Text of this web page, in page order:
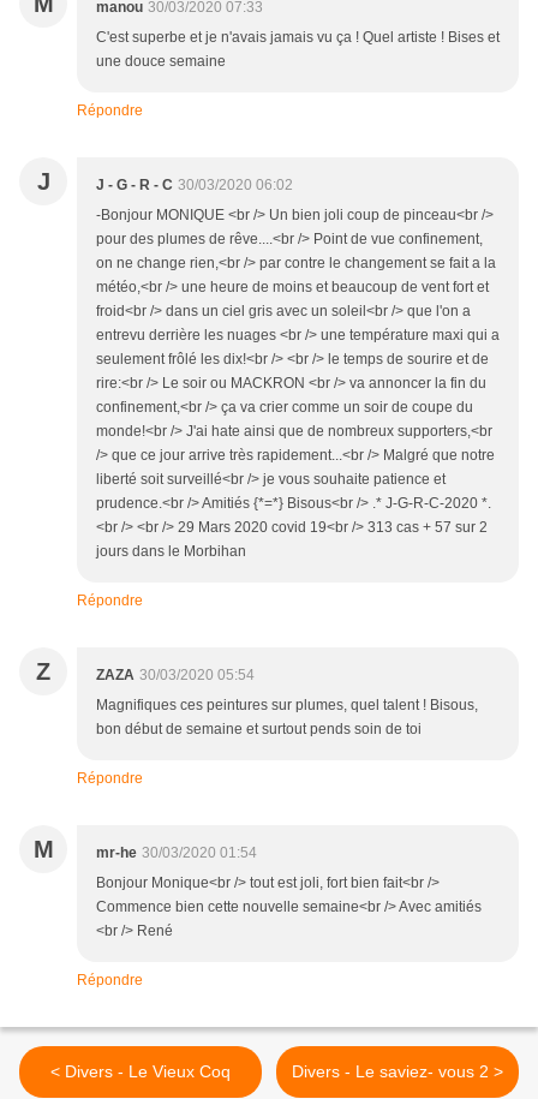
manou 30/03/2020 07:33
C'est superbe et je n'avais jamais vu ça ! Quel artiste ! Bises et
une douce semaine
Répondre
J J - G - R - C 30/03/2020 06:02
-Bonjour MONIQUE <br /> Un bien joli coup de pinceau<br />
pour des plumes de rêve....<br /> Point de vue confinement,
on ne change rien,<br /> par contre le changement se fait a la
météo,<br /> une heure de moins et beaucoup de vent fort et
froid<br /> dans un ciel gris avec un soleil<br /> que l'on a
entrevu derrière les nuages <br /> une température maxi qui a
seulement frôlé les dix!<br /> <br /> le temps de sourire et de
rire:<br /> Le soir ou MACKRON <br /> va annoncer la fin du
confinement,<br /> ça va crier comme un soir de coupe du
monde!<br /> J'ai hate ainsi que de nombreux supporters,<br
/> que ce jour arrive très rapidement...<br /> Malgré que notre
liberté soit surveillé<br /> je vous souhaite patience et
prudence.<br /> Amitiés {*=*} Bisous<br /> .* J-G-R-C-2020 *.
<br /> <br /> 29 Mars 2020 covid 19<br /> 313 cas + 57 sur 2
jours dans le Morbihan
Répondre
Z ZAZA 30/03/2020 05:54
Magnifiques ces peintures sur plumes, quel talent ! Bisous,
bon début de semaine et surtout pends soin de toi
Répondre
M mr-he 30/03/2020 01:54
Bonjour Monique<br /> tout est joli, fort bien fait<br />
Commence bien cette nouvelle semaine<br /> Avec amitiés
<br /> René
Répondre
< Divers - Le Vieux Coq Divers - Le saviez- vous 2 >